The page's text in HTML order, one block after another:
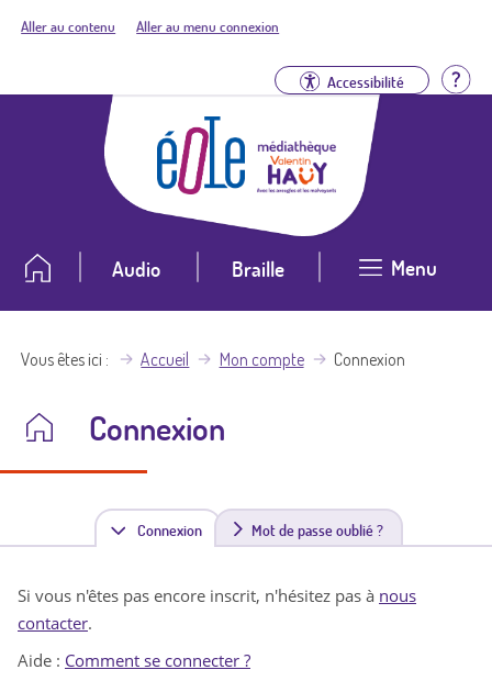
Aller au contenu Aller au menu connexion
Accessibilité
Audio Braille Menu
Vous êtes ici Accueil Mon compte Connexion
Connexion
Connexion(
n
Mot de passe oublié ?
Si vous n'êtes pas encore inscrit, n'hésitez pas à nous
contacter.
Aide : Comment se connecter ?